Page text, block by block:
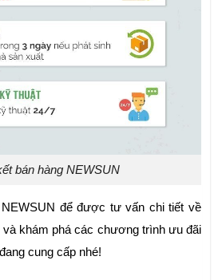
bán hàng NEWSUN
để được tư vấn chi tiết về
khám phá các chương trình ưu đãi
cung cấp nhé!